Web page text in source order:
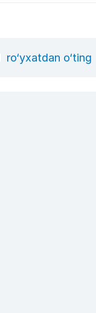
ro‘yxatdan o‘ting